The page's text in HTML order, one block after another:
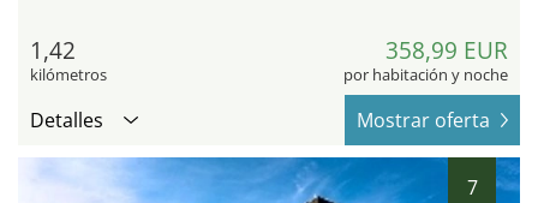
1,42
kilómetros
358,99 EUR
por habitación y noche
Detalles Mostrar oferta
7